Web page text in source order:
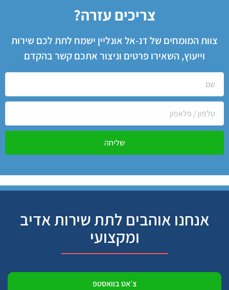
צריכים עזרה?
צוות המומחים של דנ-אל אונליין ישמח לתת לכם שירות
וייעוץ, השאירו פרטים וניצור אתכם קשר בהקדם
שליחה
אנחנו אוהבים לתת שירות אדיב
ומקצועי
צ׳אט בוואסטפ